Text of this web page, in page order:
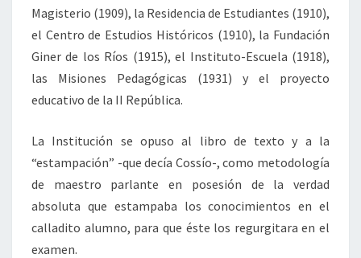
Magisterio (1909), la Residencia de Estudiantes (1910),
el Centro de Estudios Históricos (1910), la Fundación
Giner de los Ríos (1915), el Instituto-Escuela (1918),
las Misiones Pedagógicas (1931) y el proyecto
educativo de la II República.
La Institución se opuso al libro de texto y a la
“estampación” -que decía Cossío-, como metodología
de maestro parlante en posesión de la verdad
absoluta que estampaba los conocimientos en el
calladito alumno, para que éste los regurgitara en el
examen.